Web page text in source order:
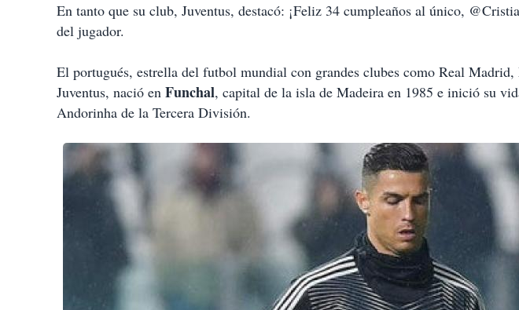
En tanto que su club, Juventus, destacó: ¡Feliz 34 cumpleaños al único,
del jugador.
El portugués, estrella del futbol mundial con grandes clubes como Real
Juventus, nació en Funchal, capital de la isla de Madeira en 1985 e inició su
Andorinha de la Tercera División.